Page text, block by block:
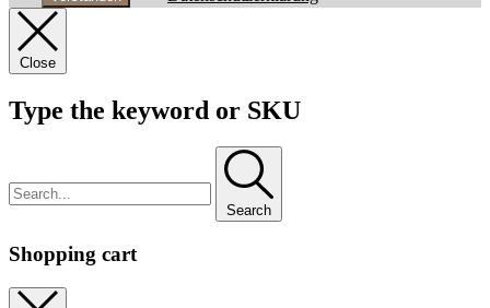
Close
Type the keyword or SKU
Search
Shopping cart